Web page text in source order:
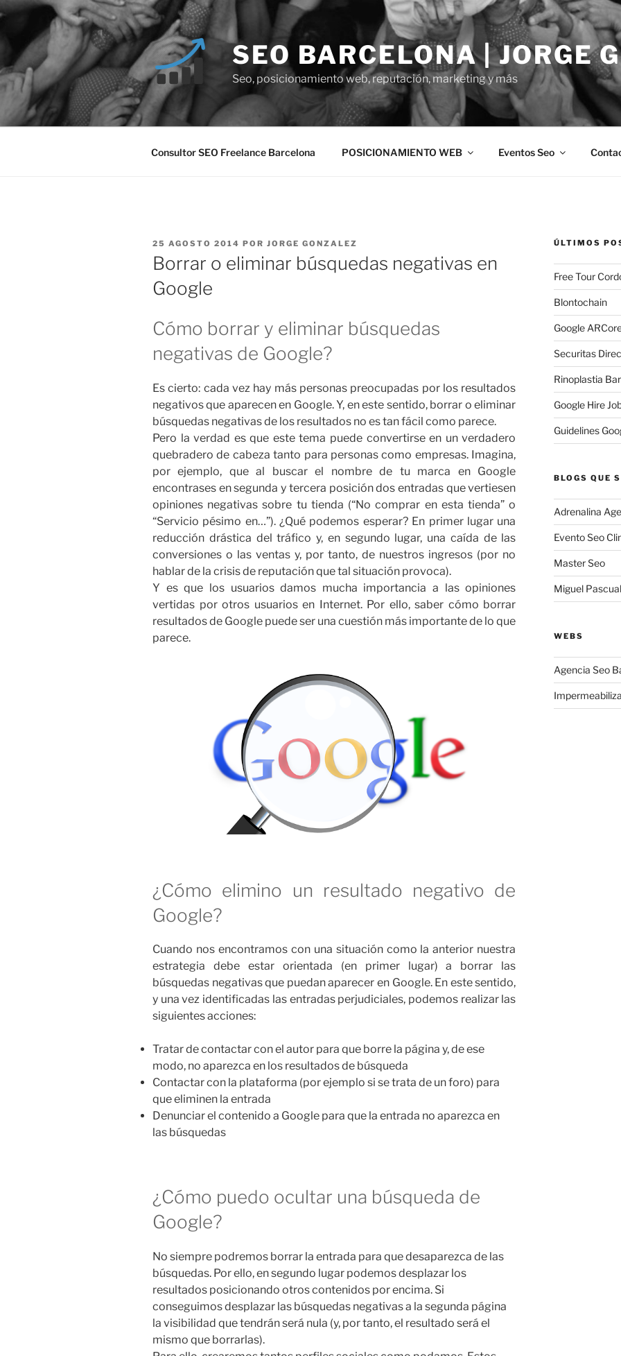
Saltar
contenido
SEO BARCELONA | JORGE
Seo, posicionamiento web, reputación, marketing y más
Consultor SEO Freelance Barcelona POSICIONAMIENTO WEB Eventos Seo
PUBLICADO
EL
25 AGOSTO 2014 POR JORGE GONZALEZ
Borrar o eliminar búsquedas negativas en
Google
Cómo borrar y eliminar búsquedas
negativas de Google?
Es cierto: cada vez hay más personas preocupadas por los resultados
negativos que aparecen en Google. Y, en este sentido, borrar o eliminar
búsquedas negativas de los resultados no es tan fácil como parece.
Pero la verdad es que este tema puede convertirse en un verdadero
quebradero de cabeza tanto para personas como empresas. Imagina,
por ejemplo, que al buscar el nombre de tu marca en Google
encontrases en segunda y tercera posición dos entradas que vertiesen
opiniones negativas sobre tu tienda (“No comprar en esta tienda” o
“Servicio pésimo en…”). ¿Qué podemos esperar? En primer lugar una
reducción drástica del tráfico y, en segundo lugar, una caída de las
conversiones o las ventas y, por tanto, de nuestros ingresos (por no
hablar de la crisis de reputación que tal situación provoca).
Y es que los usuarios damos mucha importancia a las opiniones
vertidas por otros usuarios en Internet. Por ello, saber cómo borrar
resultados de Google puede ser una cuestión más importante de lo que
parece.
¿Cómo elimino un resultado negativo de
Google?
Cuando nos encontramos con una situación como la anterior nuestra
estrategia debe estar orientada (en primer lugar) a borrar las
búsquedas negativas que puedan aparecer en Google. En este sentido,
y una vez identificadas las entradas perjudiciales, podemos realizar las
siguientes acciones:
Tratar de contactar con el autor para que borre la página y, de ese
modo, no aparezca en los resultados de búsqueda
Contactar con la plataforma (por ejemplo si se trata de un foro) para
que eliminen la entrada
Denunciar el contenido a Google para que la entrada no aparezca en
las búsquedas
¿Cómo puedo ocultar una búsqueda de
Google?
No siempre podremos borrar la entrada para que desaparezca de las
búsquedas. Por ello, en segundo lugar podemos desplazar los
resultados posicionando otros contenidos por encima. Si
conseguimos desplazar las búsquedas negativas a la segunda página
la visibilidad que tendrán será nula (y, por tanto, el resultado será el
mismo que borrarlas).
ÚLTIMOS
Free Tour
Blontochain
Google
Securitas
Rinoplastia
Google Hire
Guidelines
BLOGS QUE
Adrenalina
Evento Seo
Master Seo
Miguel Pascual
WEBS
Agencia Seo